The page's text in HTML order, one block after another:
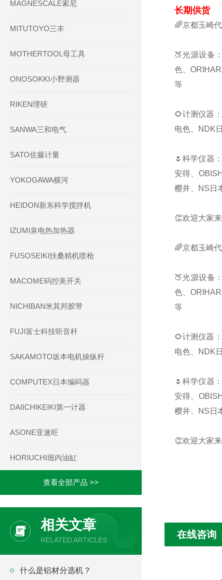
长期供货
🌈京都玉崎
🍑光源设备
色、
等
🌻计测仪器
电色、NDK
🌷科学仪器
安得、
樱井、NS日
👏欢迎大家
🌈京都玉崎
🍑光源设备
色、
等
🌻计测仪器
电色、NDK
🌷科学仪器
安得、
樱井、NS日
👏欢迎大家
在线咨询
MAGNESCALE索尼
MITUTOYO三丰
MOTHERTOOL母工具
ONOSOKKI小野测器
RIKEN理研
SANWA三和电气
SATO佐藤计量
YOKOGAWA横河
HEIDON新东科学搅拌机
IZUMI泉电热加热器
FUSOSEIKI扶桑精机喷枪
MACOME码控美开关
NICHIBAN米其邦胶带
FUJI富士科技听音杆
SAKAMOTO坂本电机操纵杆
COMPUTEX日本编码器
DAIICHIKEIKI第一计器
ASONE亚速旺
HORIUCHI堀内油缸
查看全部产品 >>
相关文章
RELATED ARTICLES
什么是铝材分选机？